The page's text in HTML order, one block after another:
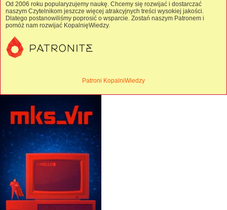
Od 2006 roku popularyzujemy naukę. Chcemy się rozwijać i dostarczać
naszym Czytelnikom jeszcze więcej atrakcyjnych treści wysokiej jakości.
Dlatego postanowiliśmy poprosić o wsparcie. Zostań naszym Patronem i
pomóż nam rozwijać KopalnięWiedzy.
Patroni KopalniWiedzy